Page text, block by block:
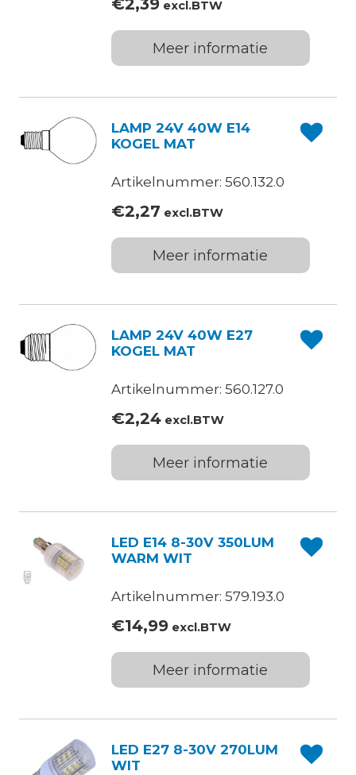
€2,39excl.BTW
Meer informatie
LAMP 24V 40W E14
KOGEL MAT
Artikelnummer: 560.132.0
€2,27 excl.BTW
Meer informatie
LAMP 24V 40W E27
KOGEL MAT
Artikelnummer: 560.127.0
€2,24excl.BTW
Meer informatie
LED E14 8-30V 350LUM
WARM WIT
Artikelnummer: 579.193.0
€14,99excl.BTW
Meer informatie
LED E27 8-30V 270LUM
WIT